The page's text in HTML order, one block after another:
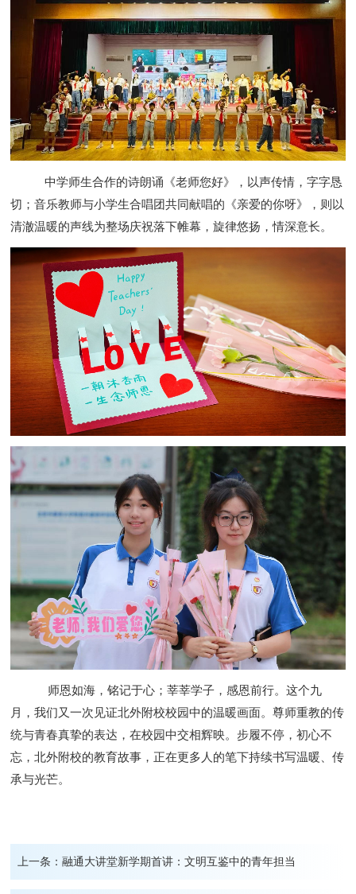
中学师生合作的诗朗诵《老师您好》，以声传情，字字恳
切；音乐教师与小学生合唱团共同献唱的《亲爱的你呀》，则以
清澈温暖的声线为整场庆祝落下帷幕，旋律悠扬，情深意长。
师恩如海，铭记于心；莘莘学子，感恩前行。这个九
月，我们又一次见证北外附校校园中的温暖画面。尊师重教的传
统与青春真挚的表达，在校园中交相辉映。 步履不停，初心不
忘，北外附校的教育故事，正在更多人的笔下持续书写温暖、传
承与光芒。
上一条： 融通大讲堂新学期首讲：文明互鉴中的青年担当